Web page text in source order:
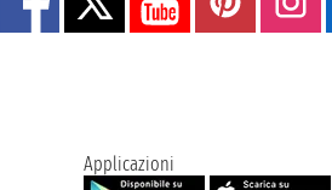
Applicazioni